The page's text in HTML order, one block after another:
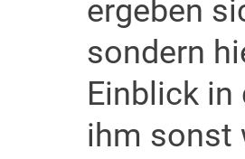
ergeben
sondern
Einblick
ihm sonst